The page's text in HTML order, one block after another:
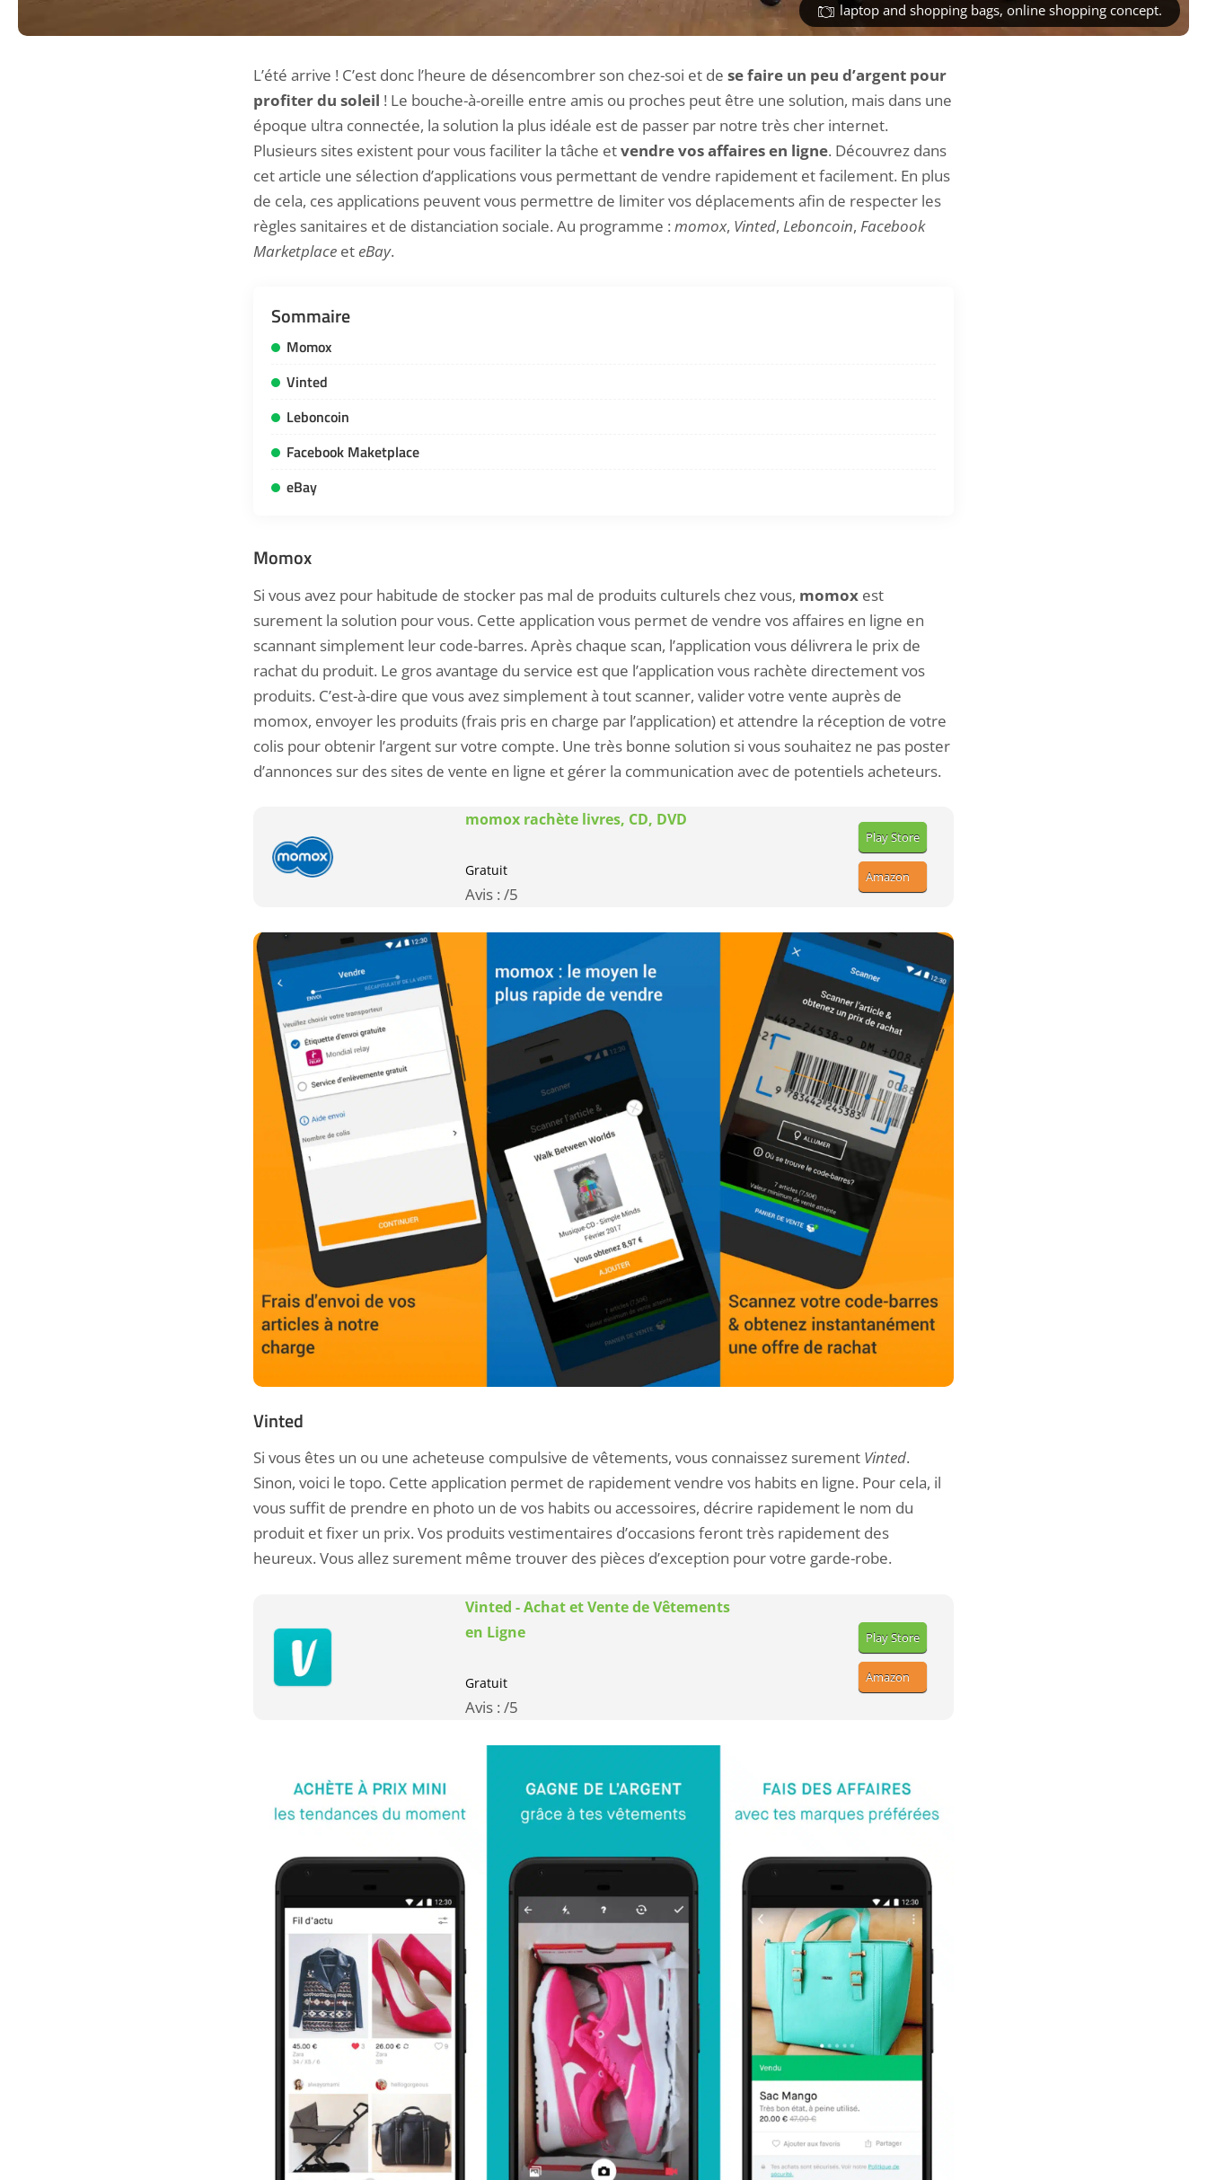
laptop and shopping bags, online shopping concept.
L’été arrive ! C’est donc l’heure de désencombrer son chez-soi et de se faire un peu d’argent pour
profiter du soleil ! Le bouche-à-oreille entre amis ou proches peut être une solution, mais dans une
époque ultra connectée, la solution la plus idéale est de passer par notre très cher internet.
Plusieurs sites existent pour vous faciliter la tâche etvendre vos affaires en ligne. Découvrez dans
cet article une sélection d’applications vous permettant de vendre rapidement et facilement. En plus
de cela, ces applications peuvent vous permettre de limiter vos déplacements afin de respecter les
règles sanitaires et de distanciation sociale. Au programme : momox, Vinted, Leboncoin, Facebook
Marketplace et eBay.
Sommaire
Momox
Vinted
Leboncoin
Facebook Maketplace
eBay
Momox
Si vous avez pour habitude de stocker pas mal de produits culturels chez vous, momox est
surement la solution pour vous. Cette application vous permet de vendre vos affaires en ligne en
scannant simplement leur code-barres. Après chaque scan, l’application vous délivrera le prix de
rachat du produit. Le gros avantage du service est que l’application vous rachète directement vos
produits. C’est-à-dire que vous avez simplement à tout scanner, valider votre vente auprès de
momox, envoyer les produits (frais pris en charge par l’application) et attendre la réception de votre
colis pour obtenir l’argent sur votre compte. Une très bonne solution si vous souhaitez ne pas poster
d’annonces sur des sites de vente en ligne et gérer la communication avec de potentiels acheteurs.
momox rachète livres, CD, DVD
Gratuit
Avis : /5
Play Store
Amazon
Vinted
Si vous êtes un ou une acheteuse compulsive de vêtements, vous connaissez surement Vinted.
Sinon, voici le topo. Cette application permet de rapidement vendre vos habits en ligne. Pour cela, il
vous suffit de prendre en photo un de vos habits ou accessoires, décrire rapidement le nom du
produit et fixer un prix. Vos produits vestimentaires d’occasions feront très rapidement des
heureux. Vous allez surement même trouver des pièces d’exception pour votre garde-robe.
Vinted - Achat et Vente de Vêtements
en Ligne
Gratuit
Avis : /5
Play Store
Amazon